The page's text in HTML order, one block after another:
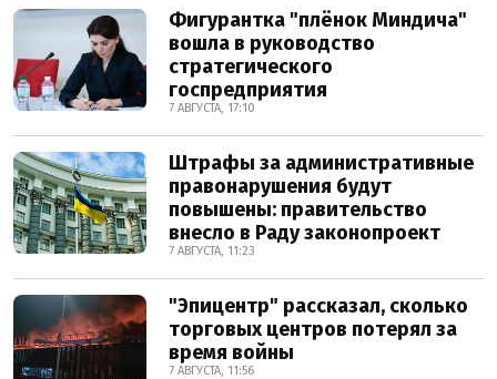
Фигурантка "плёнок Миндича"
вошла в руководство
стратегического
госпредприятия
7 АВГУСТА, 17:10
Штрафы за административные
правонарушения будут
повышены: правительство
внесло в Раду законопроект
7 АВГУСТА, 11:23
"Эпицентр" рассказал, сколько
торговых центров потерял за
время войны
7 АВГУСТА, 11:56